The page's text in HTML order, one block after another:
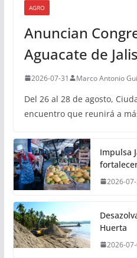
AGRO
Anuncian
Aguacate de
2026-07-31 Marco Antonio
Del 26 al 28 de agosto,
encuentro que reunirá a
Impulsa
2026-
Huerta
2026-